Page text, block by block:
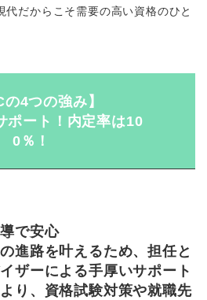
だからこそ需要の高い資格のひと
の4つの強み】
ポート！内定率は10
0％！
で安心
進路を叶えるため、担任と
ザーによる手厚いサポート
り、資格試験対策や就職先